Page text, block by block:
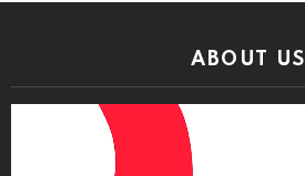
ABOUT US